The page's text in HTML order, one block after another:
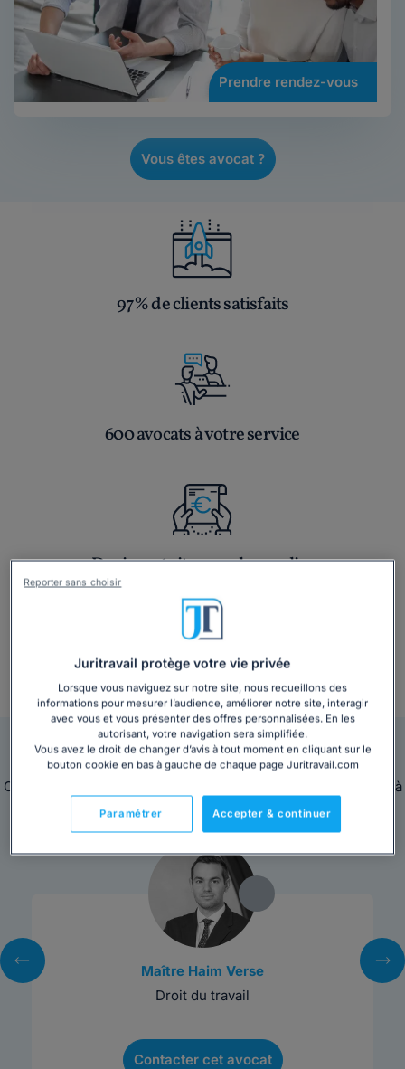
Prendre rendez-vous
Vous êtes avocat ?
97% de clients satisfaits
600 avocats à votre service
Devis gratuit en quelques clics
+ 3 000 consultations par mois
Nos avocats sont en ligne pour vous répondre
Ces avocats sont disponibles immédiatement pour répondre à
toutes vos questions juridiques.
Maître Haim Verse
Droit du travail
Contacter cet avocat
Juritravail protège votre vie privée
Lorsque vous naviguez sur notre site, nous recueillons des
informations pour mesurer l’audience, améliorer notre site, interagir
avec vous et vous présenter des offres personnalisées. En les
autorisant, votre navigation sera simplifiée.
Vous avez le droit de changer d’avis à tout moment en cliquant sur le
bouton cookie en bas à gauche de chaque page Juritravail.com
Accepter & continuer
Paramétrer
Reporter sans choisir